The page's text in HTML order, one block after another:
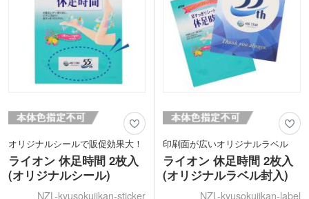
オリジナルシールで販促効果大！
ライオン 休足時間 2枚入
(オリジナルシール)
NZL-kyusokujikan-sticker
印刷面が広いオリジナルラベル
ライオン 休足時間 2枚入
(オリジナルラベル封入)
NZL-kyusokujikan-label